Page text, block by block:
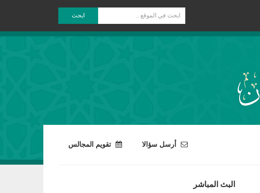
ابحث
أرسل سؤالا تقويم المجالس
البث المباشر